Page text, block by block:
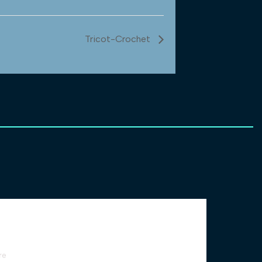
Tricot-Crochet